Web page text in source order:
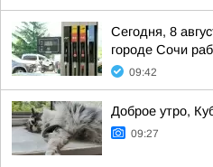
Сегодня, 8
городе Сочи
09:42
Доброе утро,
09:27